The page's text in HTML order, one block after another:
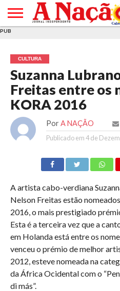
E DE
COOKIES
DE
UTILIZAÇÃO
PUB
CULTURA
Suzanna
Freitas entre os
KORA 2016
Por A NAÇÃO
Publicado em4 de
A artista cabo-verdiana
Nelson Freitas estão
2016, o mais prestigiado
Esta é a terceira vez que a
em Holanda está entre os
venceu o prémio de melhor
2012, esteve nomeada na
da África Ocidental com o
di más”.